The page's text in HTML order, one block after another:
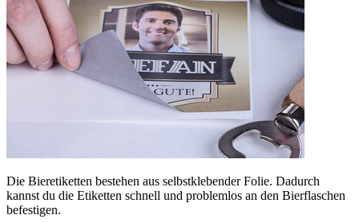
Die Bieretiketten bestehen aus selbstklebender Folie. Dadurch
kannst du die Etiketten schnell und problemlos an den Bierflaschen
befestigen.